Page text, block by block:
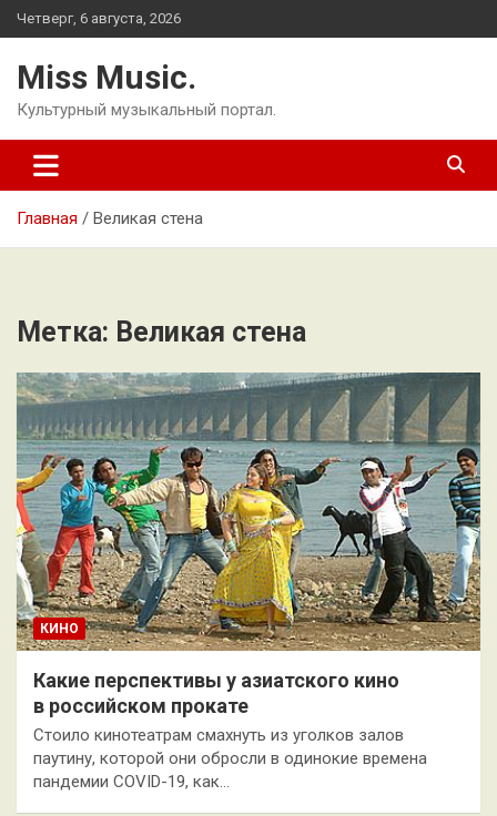
Перейти
к
Четверг, 6 августа, 2026
Miss Music.
Культурный музыкальный портал.
Главная Великая стена
Метка: Великая стена
КИНО
Какие перспективы у азиатского кино
в российском прокате
Стоило кинотеатрам смахнуть из уголков залов
паутину, которой они обросли в одинокие времена
пандемии COVID-19, как…